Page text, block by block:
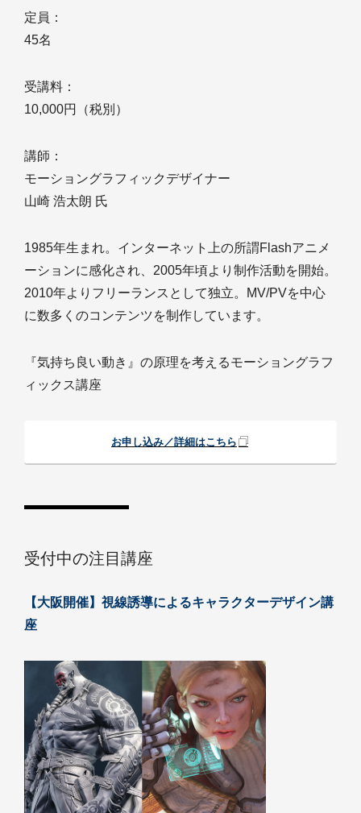
定員：
45名
受講料：
10,000円（税別）
講師：
モーショングラフィックデザイナー
山崎 浩太朗 氏
1985年生まれ。インターネット上の所謂Flashアニメ
ーションに感化され、2005年頃より制作活動を開始。
2010年よりフリーランスとして独立。MV/PVを中心
に数多くのコンテンツを制作しています。
『気持ち良い動き』の原理を考えるモーショングラフ
ィックス講座
お申し込み／詳細はこちら
受付中の注目講座
【大阪開催】視線誘導によるキャラクターデザイン講
座